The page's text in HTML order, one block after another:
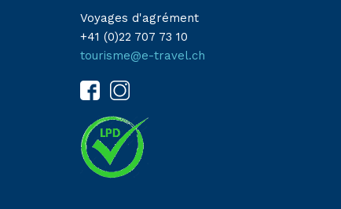
Voyages d'agrément
+41 (0)22 707 73 10
tourisme@e-travel.ch